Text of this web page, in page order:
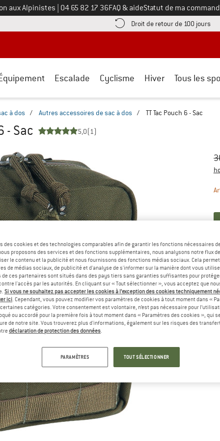
aux Alpinistes Appelez-nous au
04 65 82 17 36FAQ & aideStatut de ma
les informations de paiement ici ! Ouvre une boîte d'information
Droit de retour de 100 jours
Escalade Cyclisme Hiver Tous les
à dos / Autres accessoires de sac à dos / TT Tac Pouch 6 - Sac
- Sac 5,0(1)
des cookies et des technologies comparables afin de garantir les fonctions nécessaires
proposons des services et des fonctions supplémentaires, nous analysons notre flux
le contenu et la publicité et nous fournissons des fonctions médias sociaux. Cela
de médias sociaux, de publicité et d'analyse de s'informer sur la manière dont vous
de ces partenaires sont situés dans des pays tiers sans garanties suffisantes pour
l'accès par les autorités. En cliquant sur « Tout sélectionner », vous acceptez que
Si vous ne souhaitez pas accepter les cookies à l’exception des cookies techniquement
ici. Cependant, vous pouvez modifier vos paramètres de cookies à tout moment dans «
catégories. Votre consentement est volontaire, n’est pas nécessaire pour
ou accordé pour la première fois à tout moment dans « Paramètres des cookies », qui
de notre site. Vous trouverez plus d'informations, également sur les risques des
déclaration de protection des données.
PARAMÈTRES TOUT SÉLECTIONNER